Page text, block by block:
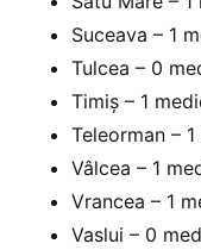
Suceava – 1
Tulcea – 0
Timiș – 1
Teleorman –
Vâlcea – 1
Vrancea – 1
Vaslui – 0